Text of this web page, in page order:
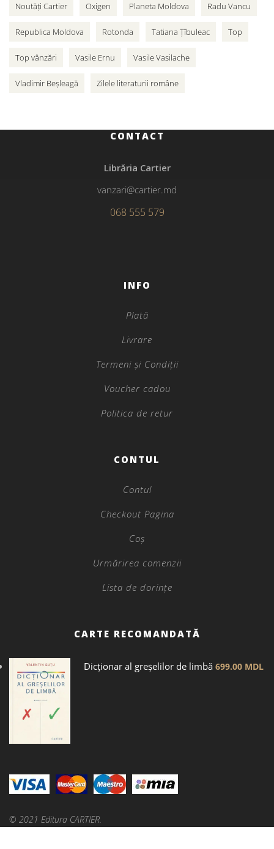
Noutăți Cartier Oxigen Planeta Moldova Radu Vancu
Republica Moldova Rotonda Tatiana Țîbuleac Top
Top vânzări Vasile Ernu Vasile Vasilache
Vladimir Beșleagă Zilele literaturii române
CONTACT
Librăria Cartier
vanzari@cartier.md
068 555 579
INFO
Plată
Livrare
Termeni și Condiții
Voucher cadou
Politica de retur
CONTUL
Contul
Checkout Pagina
Coș
Urmărirea comenzii
Lista de dorințe
CARTE RECOMANDATĂ
Dicţionar al greșelilor de limbă 699.00 MDL
© 2021 Editura CARTIER.